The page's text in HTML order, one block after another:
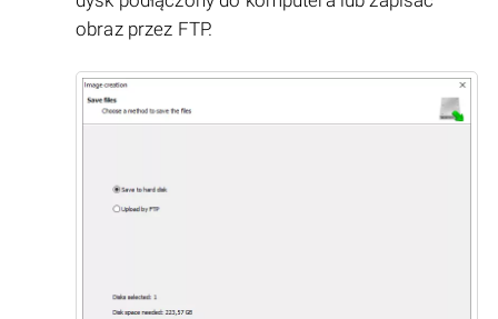
obraz przez FTP.